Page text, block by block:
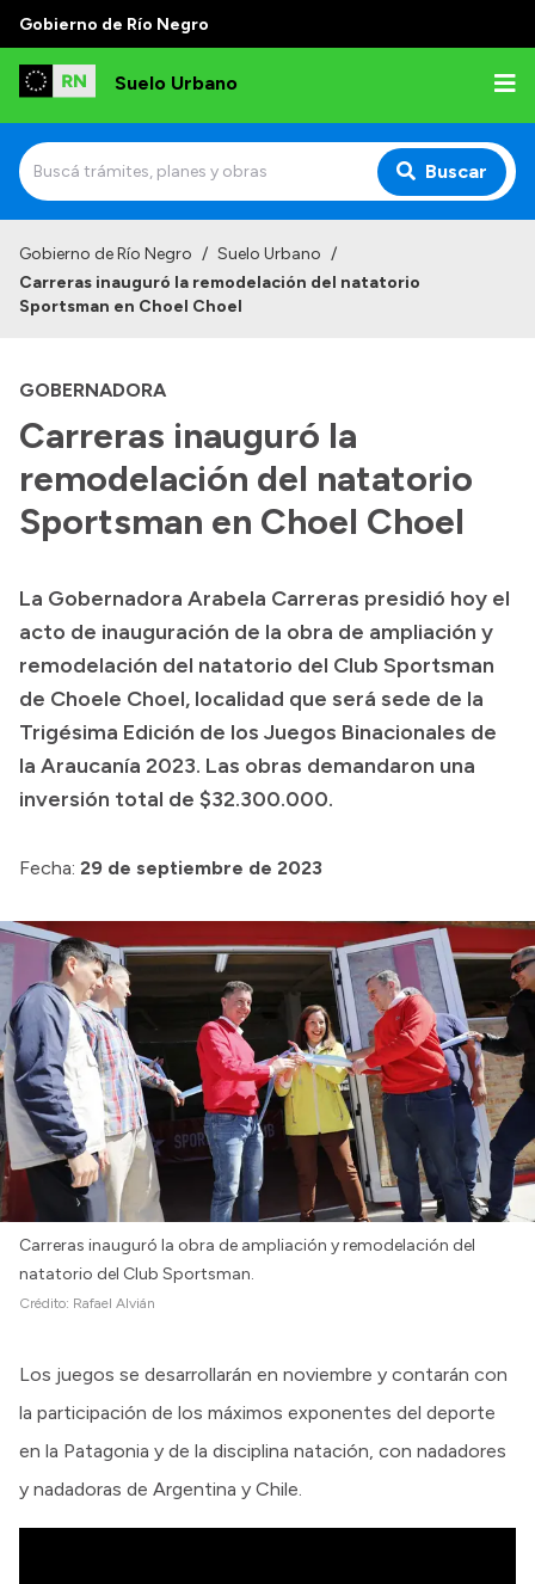
Gobierno de Río Negro
Suelo Urbano
Buscar
Gobierno de Río Negro / Suelo Urbano /
Carreras inauguró la remodelación del natatorio
Sportsman en Choel Choel
GOBERNADORA
Carreras inauguró la
remodelación del natatorio
Sportsman en Choel Choel
La Gobernadora Arabela Carreras presidió hoy el
acto de inauguración de la obra de ampliación y
remodelación del natatorio del Club Sportsman
de Choele Choel, localidad que será sede de la
Trigésima Edición de los Juegos Binacionales de
la Araucanía 2023. Las obras demandaron una
inversión total de $32.300.000.
Fecha: 29 de septiembre de 2023
Carreras inauguró la obra de ampliación y remodelación del
natatorio del Club Sportsman.
Crédito: Rafael Alvián
Los juegos se desarrollarán en noviembre y contarán con
la participación de los máximos exponentes del deporte
en la Patagonia y de la disciplina natación, con nadadores
y nadadoras de Argentina y Chile.